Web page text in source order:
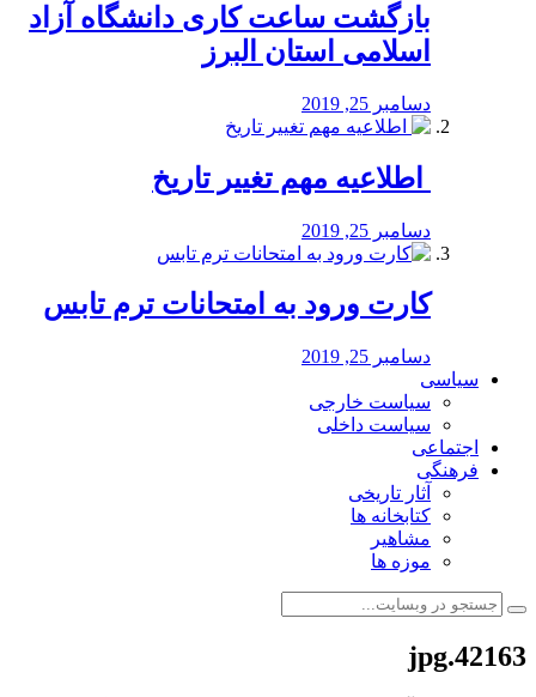
بازگشت ساعت کاری دانشگاه آزاد
اسلامی استان البرز
دسامبر 25, 2019
️ اطلاعیه مهم تغییر تاریخ
دسامبر 25, 2019
کارت ورود به امتحانات ترم تابس
دسامبر 25, 2019
سیاسی
سیاست خارجی
سیاست داخلی
اجتماعی
فرهنگی
آثار تاریخی
کتابخانه ها
مشاهیر
موزه ها
42163.jpg